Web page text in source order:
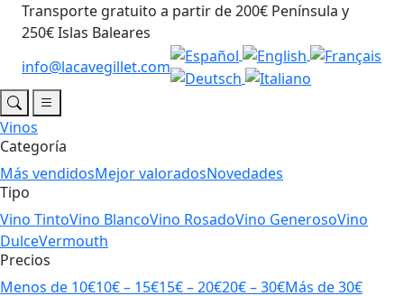
Transporte gratuito a partir de 200€ Península y
250€ Islas Baleares
info@lacavegillet.com
Vinos
Categoría
Más vendidosMejor valoradosNovedades
Tipo
Vino TintoVino BlancoVino RosadoVino GenerosoVino
DulceVermouth
Precios
Menos de 10€10€ – 15€15€ – 20€20€ – 30€Más de 30€